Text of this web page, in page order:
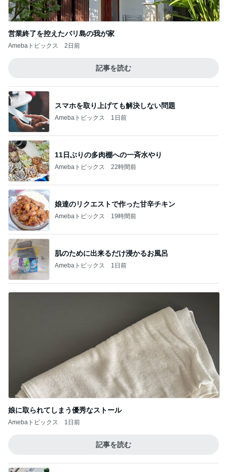
営業終了を控えたバリ島の我が家
Amebaトピックス 2日前
記事を読む
スマホを取り上げても解決しない問題
Amebaトピックス 1日前
11日ぶりの多肉棚への一斉水やり
Amebaトピックス 22時間前
娘達のリクエストで作った甘辛チキン
Amebaトピックス 19時間前
肌のために出来るだけ浸かるお風呂
Amebaトピックス 1日前
娘に取られてしまう優秀なストール
Amebaトピックス 1日前
記事を読む